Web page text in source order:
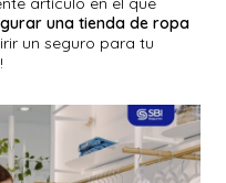
una tienda de ropa
un seguro para tu